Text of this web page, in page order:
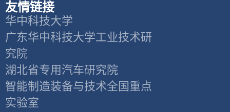
友情链接
华中科技大学
广东华中科技大学工业技术研
究院
湖北省专用汽车研究院
智能制造装备与技术全国重点
实验室